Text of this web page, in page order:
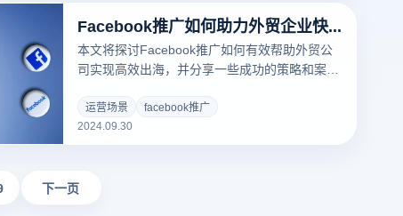
或手机号码，以确保信息的真实性和安全性。当
验证完成后，您可以个性化您的个人信息，并开
始在Faceboce内容中分享。
Facebook推广如何助力外贸企业快速出海?
本文将探讨Facebook推广如何有效帮助外贸公
司实现高效出海，并分享一些成功的策略和案
球商业环境中为外贸公司快速出海提供了前所未
有的推广机会。外贸公司可以通过准确的广告和
成内容可以增强品牌信任度和认知度，使企业在
运营场景
facebook推广
2024.09.30
下一页